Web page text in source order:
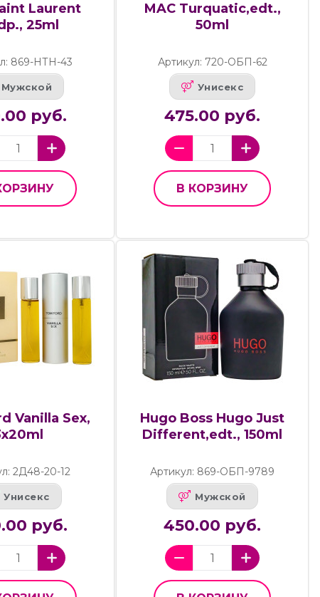
Laurent
25ml
869-НТН-43
Мужской
руб.
MAC Turquatic,edt.,
50ml
Артикул: 720-ОБП-62
Унисекс
475.00 руб.
В КОРЗИНУ
Vanilla Sex,
2Д48-20-12
Унисекс
руб.
Hugo Boss Hugo Just
Different,edt., 150ml
Артикул: 869-ОБП-9789
Мужской
450.00 руб.